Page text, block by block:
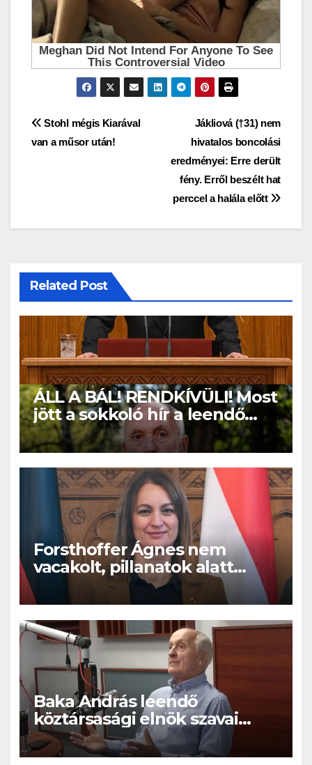
Bejegyzés
Jákliová (†31) nem
hivatalos boncolási
eredményei: Erre derült
fény. Erről beszélt hat
perccel a halála előtt
Stohl mégis Kiarával
van a műsor után!
Related Post
ÁLL A BÁL! RENDKÍVÜLI! Most
jött a sokkoló hír a leendő
köztársasági elnökről! –
Sajnos borul minden:
Forsthoffer Ágnes nem
vacakolt, pillanatok alatt
aláírta EZT a törvényt –
augusztusban már érkezik is
a pénz!
Baka András leendő
köztársasági elnök szavai
nagy port kavartak: EZT
üzente